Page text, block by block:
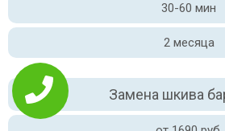
30-60 мин
2 месяца
Замена шкива